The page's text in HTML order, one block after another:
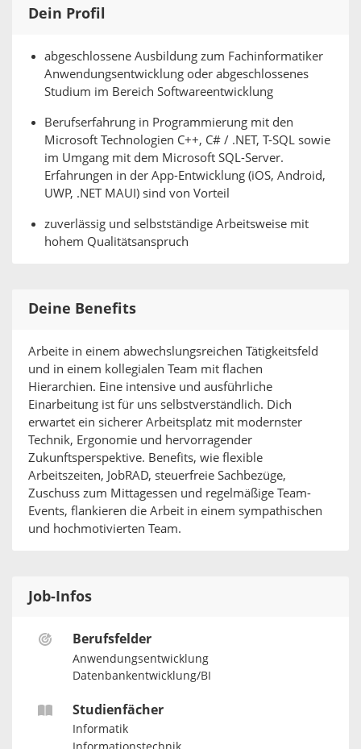
Dein Profil
abgeschlossene Ausbildung zum Fachinformatiker
Anwendungsentwicklung oder abgeschlossenes
Studium im Bereich Softwareentwicklung
Berufserfahrung in Programmierung mit den
Microsoft Technologien C++, C# / .NET, T-SQL sowie
im Umgang mit dem Microsoft SQL-Server.
Erfahrungen in der App-Entwicklung (iOS, Android,
UWP, .NET MAUI) sind von Vorteil
zuverlässig und selbstständige Arbeitsweise mit
hohem Qualitätsanspruch
Deine Benefits
Arbeite in einem abwechslungsreichen Tätigkeitsfeld
und in einem kollegialen Team mit flachen
Hierarchien. Eine intensive und ausführliche
Einarbeitung ist für uns selbstverständlich. Dich
erwartet ein sicherer Arbeitsplatz mit modernster
Technik, Ergonomie und hervorragender
Zukunftsperspektive. Benefits, wie flexible
Arbeitszeiten, JobRAD, steuerfreie Sachbezüge,
Zuschuss zum Mittagessen und regelmäßige Team-
Events, flankieren die Arbeit in einem sympathischen
und hochmotivierten Team.
Job-Infos
Berufsfelder
Anwendungsentwicklung
Datenbankentwicklung/BI
Studienfächer
Informatik